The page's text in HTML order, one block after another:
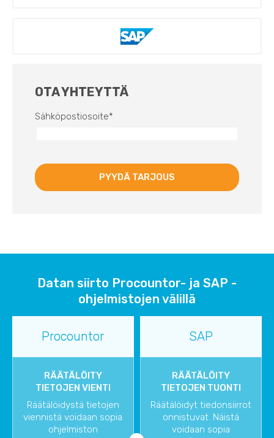
OTA YHTEYTTÄ
Sähköpostiosoite*
Datan siirto Procountor- ja SAP -
ohjelmistojen välillä
Procountor SAP
RÄÄTÄLÖITY
TIETOJEN VIENTI
Räätälöidystä tietojen
viennistä voidaan sopia
ohjelmiston
RÄÄTÄLÖITY
TIETOJEN TUONTI
Räätälöidyt tiedonsiirrot
onnistuvat. Näistä
voidaan sopia